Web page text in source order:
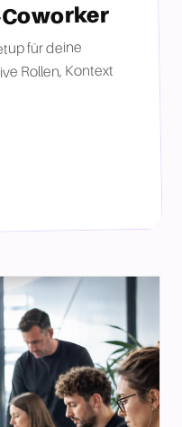
für deine
Rollen, Kontext